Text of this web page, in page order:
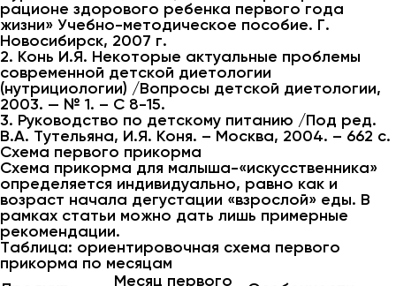
рационе здорового ребенка первого года
жизни» Учебно-методическое пособие. Г.
Новосибирск, 2007 г.
2. Конь И.Я. Некоторые актуальные проблемы
современной детской диетологии
(нутрициологии) /Вопросы детской диетологии,
2003. — № 1. – С 8-15.
3. Руководство по детскому питанию /Под ред.
В.А. Тутельяна, И.Я. Коня. – Москва, 2004. – 662 с.
Схема первого прикорма
Схема прикорма для малыша-«искусственника»
определяется индивидуально, равно как и
возраст начала дегустации «взрослой» еды. В
рамках статьи можно дать лишь примерные
рекомендации.
Таблица: ориентировочная схема первого
прикорма по месяцам
Месяц первого